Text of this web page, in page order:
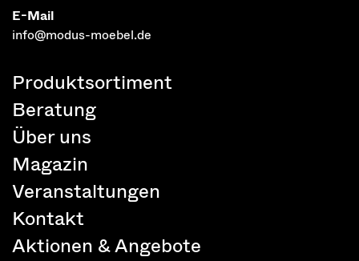
E-Mail
info@modus-moebel.de
Produktsortiment
Beratung
Über uns
Magazin
Veranstaltungen
Kontakt
Aktionen & Angebote